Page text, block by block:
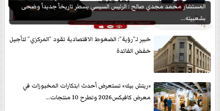
المستشار محمد مجدي صالح : الرئيس السيسي يسطر تاريخاً جديداً وضحى
بشعبيته...
خبير لـ”رؤية”: الضغوط الاقتصادية تقود ”المركزي” لتأجيل
خفض الفائدة
«ريتش بيك» تستعرض أحدث ابتكارات المخبوزات في
معرض كافيكس2026 وتطرح 10 منتجات...